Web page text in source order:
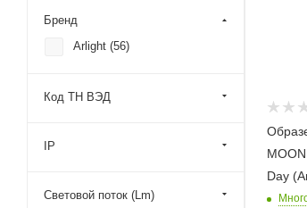
Day
Бренд
Arlight (56)
Код ТН ВЭД
IP
Световой поток (Lm)